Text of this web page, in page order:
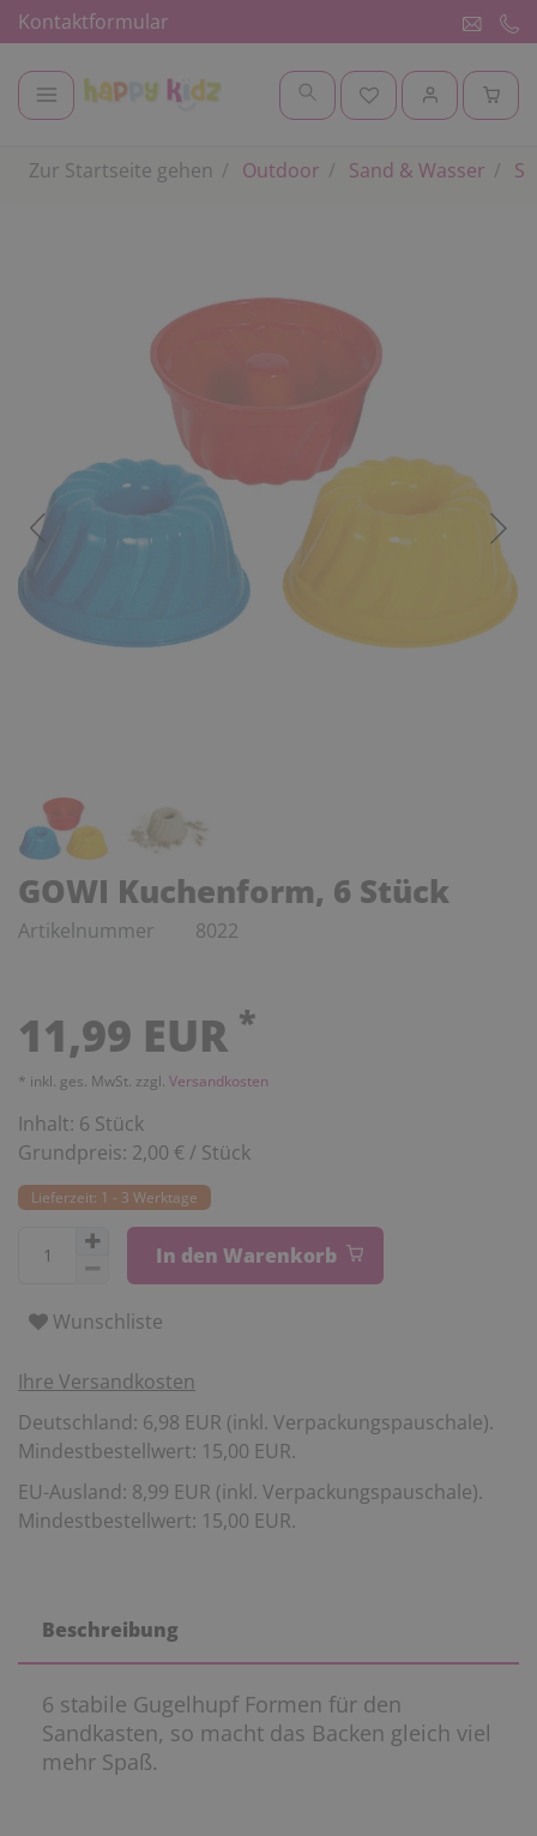
Kontaktformular
Zur Startseite gehen Outdoor Sand & Wasser
GOWI Kuchenform, 6 Stück
Artikelnummer 8022
11,99 EUR *
* inkl. ges. MwSt. zzgl. Versandkosten
Inhalt: 6 Stück
Grundpreis: 2,00 € / Stück
Lieferzeit: 1 - 3 Werktage
In den Warenkorb
Wunschliste
Ihre Versandkosten
Deutschland: 6,98 EUR (inkl. Verpackungspauschale).
Mindestbestellwert: 15,00 EUR.
EU-Ausland: 8,99 EUR (inkl. Verpackungspauschale).
Mindestbestellwert: 15,00 EUR.
Beschreibung
6 stabile Gugelhupf Formen für den
Sandkasten, so macht das Backen gleich viel
mehr Spaß.